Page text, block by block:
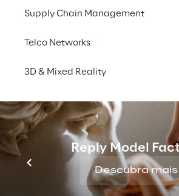
Supply Chain Management
Telco Networks
3D & Mixed Reality
Reply Model
Descubra mais
insights